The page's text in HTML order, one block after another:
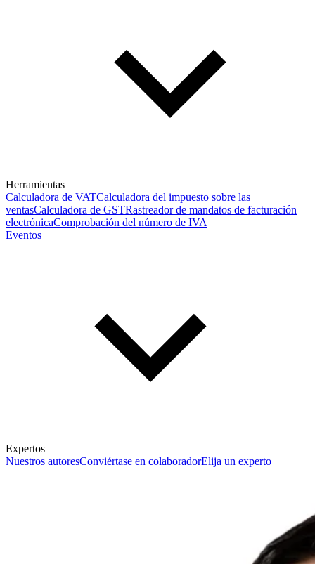
Herramientas
Calculadora de VATCalculadora del impuesto sobre las
ventasCalculadora de GSTRastreador de mandatos de facturación
electrónicaComprobación del número de IVA
Eventos
Expertos
Nuestros autoresConviértase en colaboradorElija un experto